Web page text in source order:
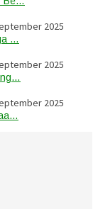
2025
…
2025
2025